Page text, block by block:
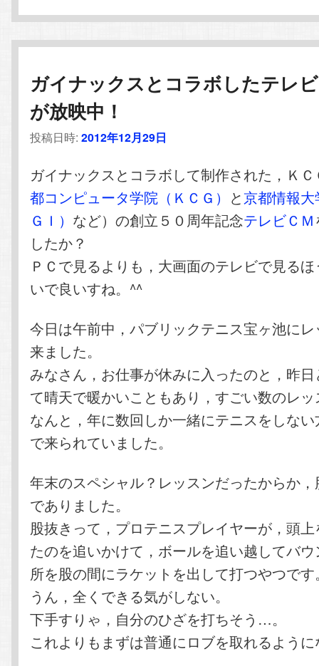
ガイナックスとコラボしたテレ
が放映中！
投稿日時:2012年12月29日
ガイナックスとコラボして制作された，Ｋ
都コンピュータ学院（ＫＣＧ） と京都情報
ＧＩ） など）の創立５０周年記念テレビＣＭ
したか？
ＰＣで見るよりも，大画面のテレビで見る
いで良いすね。^^
今日は午前中，パブリックテニス宝ヶ池に
来ました。
みなさん，お仕事が休みに入ったのと，昨
て晴天で暖かいこともあり，すごい数のレ
なんと，年に数回しか一緒にテニスをしな
で来られていました。
年末のスペシャル？レッスンだったからか
でありました。
股抜きって，プロテニスプレイヤーが，頭
たのを追いかけて，ボールを追い越してバ
所を股の間にラケットを出して打つやつです
うん，全くできる気がしない。
下手すりゃ，自分のひざを打ちそう…。
これよりもまずは普通にロブを取れるよう